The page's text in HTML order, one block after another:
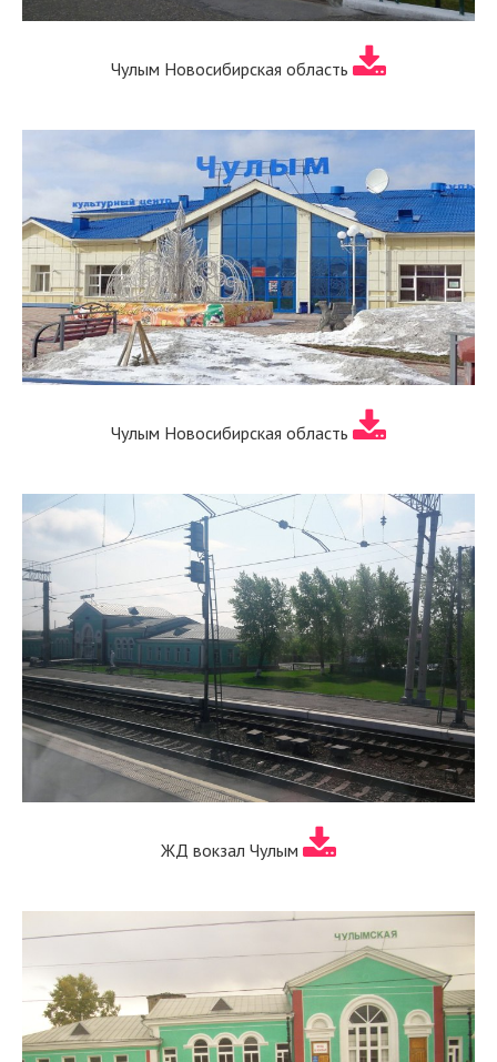
Чулым Новосибирская область
Чулым Новосибирская область
ЖД вокзал Чулым